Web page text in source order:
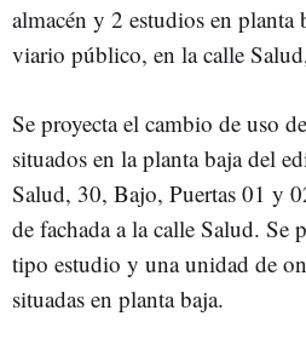
almacén y 2 estudios en planta
viario público, en la calle
Se proyecta el cambio de uso
situados en la planta baja del
Salud, 30, Bajo, Puertas 01 y
de fachada a la calle Salud. Se
tipo estudio y una unidad de
situadas en planta baja.